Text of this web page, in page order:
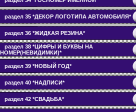
раздел 35 *ДЕКОР ЛОГОТИПА АВТОМОБИЛЯ*
раздел 36 *ЖИДКАЯ РЕЗИНА*
раздел 38 *ЦИФРЫ И БУКВЫ НА
НОМЕР(НЕВИДИМКИ)*
раздел 39 *НОВЫЙ ГОД*
раздел 40 *НАДПИСИ*
раздел 42 *СВАДЬБА*